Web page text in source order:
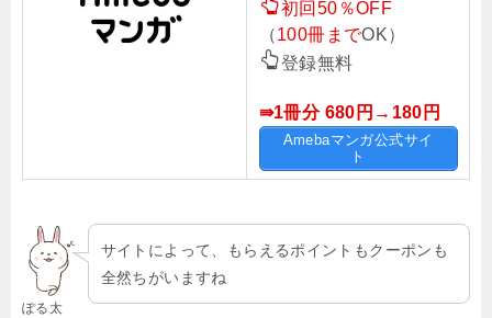
初回50％OFF
（100冊までOK）
登録無料
⇛1冊分 680円→180 円
Amebaマンガ公式サイ
ト
ぽる太
サイトによって、もらえるポイントもクーポンも
全然ちがいますね